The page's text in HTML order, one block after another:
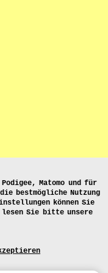
Matomo und für
bestmögliche Nutzung
können Sie
lesen Sie bitte unsere